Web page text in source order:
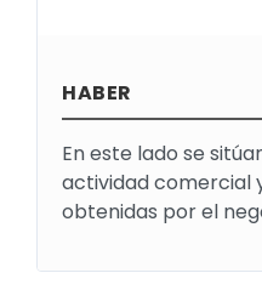
HABER
En este lado se
actividad comercial
obtenidas por el